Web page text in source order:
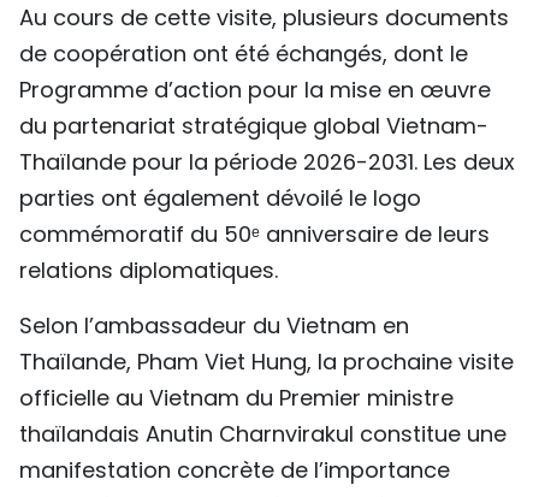
Au cours de cette visite, plusieurs documents
de coopération ont été échangés, dont le
Programme d’action pour la mise en œuvre
du partenariat stratégique global Vietnam-
Thaïlande pour la période 2026-2031. Les deux
parties ont également dévoilé le logo
commémoratif du 50ᵉ anniversaire de leurs
relations diplomatiques.
Selon l’ambassadeur du Vietnam en
Thaïlande, Pham Viet Hung, la prochaine visite
officielle au Vietnam du Premier ministre
thaïlandais Anutin Charnvirakul constitue une
manifestation concrète de l’importance